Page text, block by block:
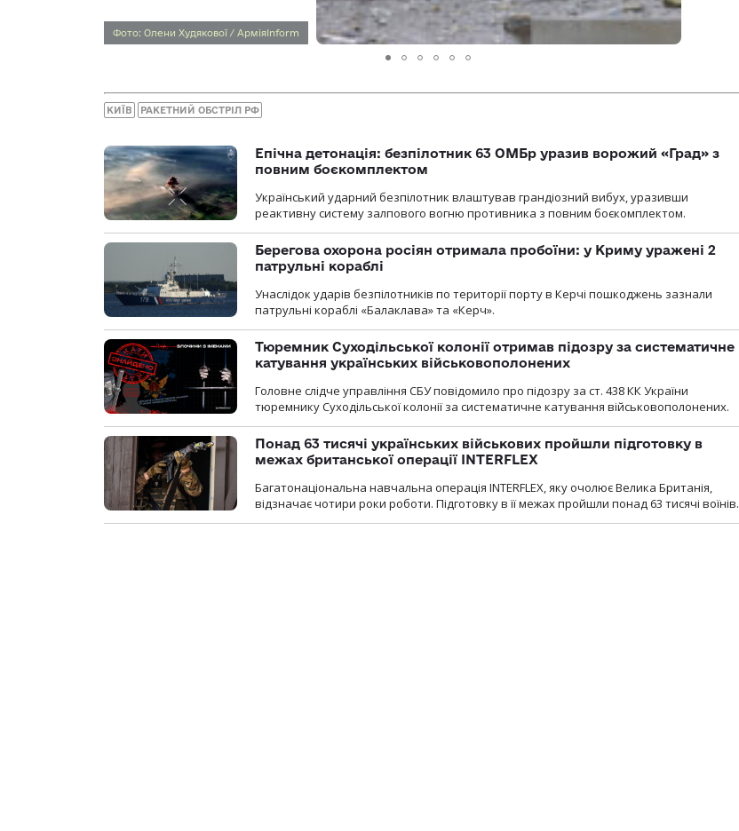
Фото: Олени Худякової / АрміяInform
КИЇВ РАКЕТНИЙ ОБСТРІЛ РФ
Епічна детонація: безпілотник 63 ОМБр уразив ворожий «Град» з
повним боєкомплектом
Український ударний безпілотник влаштував грандіозний вибух, уразивши
реактивну систему залпового вогню противника з повним боєкомплектом.
Берегова охорона росіян отримала пробоїни: у Криму уражені 2
патрульні кораблі
Унаслідок ударів безпілотників по території порту в Керчі пошкоджень зазнали
патрульні кораблі «Балаклава» та «Керч».
Тюремник Суходільської колонії отримав підозру за систематичне
катування українських військовополонених
Головне слідче управління СБУ повідомило про підозру за ст. 438 КК України
тюремнику Суходільської колонії за систематичне катування військовополонених.
Понад 63 тисячі українських військових пройшли підготовку в
межах британської операції INTERFLEX
Багатонаціональна навчальна операція INTERFLEX, яку очолює Велика Британія,
відзначає чотири роки роботи. Підготовку в її межах пройшли понад 63 тисячі воїнів.